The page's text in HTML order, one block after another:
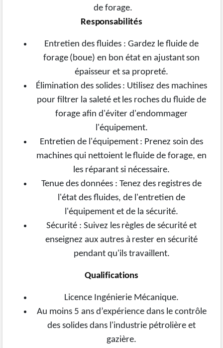
de forage.
Responsabilités
Entretien des fluides : Gardez le fluide de
forage (boue) en bon état en ajustant son
épaisseur et sa propreté.
Élimination des solides : Utilisez des machines
pour filtrer la saleté et les roches du fluide de
forage afin d'éviter d'endommager
l'équipement.
Entretien de l'équipement : Prenez soin des
machines qui nettoient lefluide de forage, en
les réparant si nécessaire.
Tenue des données : Tenez des registres de
l'état des fluides, de l'entretien de
l'équipement et de la sécurité.
Sécurité : Suivez les règles de sécurité et
enseignez aux autres à rester en sécurité
pendant qu'ils travaillent.
Qualifications
Licence Ingénierie Mécanique.
Au moins 5 ans d’expérience dans le contrôle
des solides dans l'industrie pétrolière et
gazière.